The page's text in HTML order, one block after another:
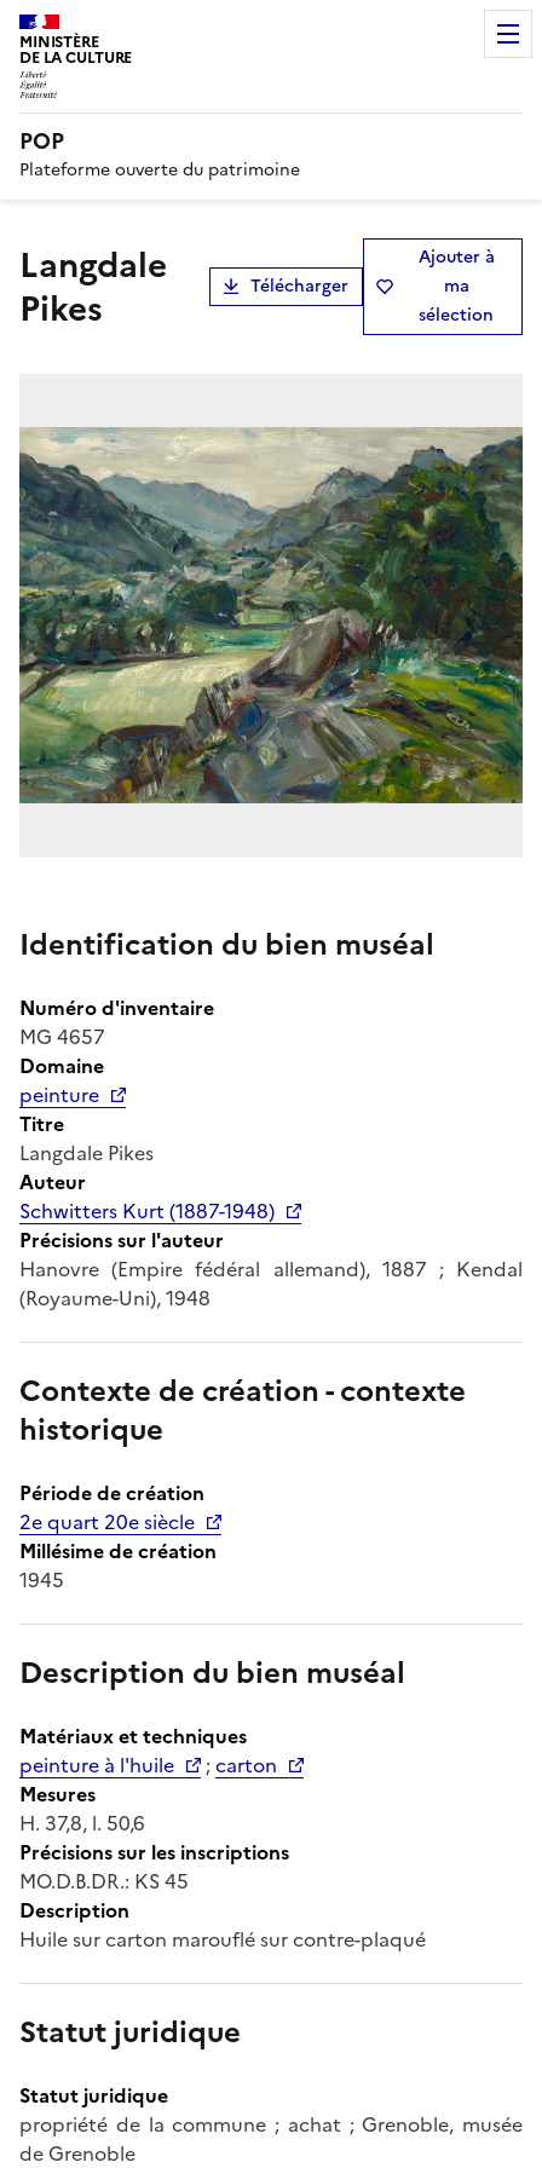
MINISTÈRE
DE LA CULTURE
POP
Plateforme ouverte du patrimoine
Langdale
Pikes
Télécharger
Ajouter à
ma
sélection
Identification du bien muséal
Numéro d'inventaire
MG 4657
Domaine
peinture
Titre
Langdale Pikes
Auteur
Schwitters Kurt (1887-1948)
Précisions sur l'auteur
Hanovre (Empire fédéral allemand), 1887 ; Kendal
(Royaume-Uni), 1948
Contexte de création - contexte
historique
Période de création
2e quart 20e siècle
Millésime de création
1945
Description du bien muséal
Matériaux et techniques
peinture à l'huile
;carton
Mesures
H. 37,8, l. 50,6
Précisions sur les inscriptions
MO.D.B.DR.: KS 45
Description
Huile sur carton marouflé sur contre-plaqué
Statut juridique
Statut juridique
propriété de la commune ; achat ; Grenoble, musée
de Grenoble